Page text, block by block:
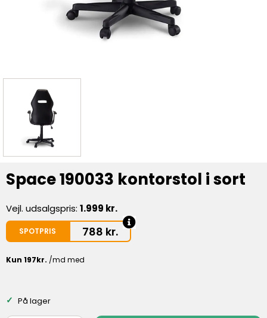
Space 190033 kontorstol i sort
Vejl. udsalgspris: 1.999 kr.
SPOTPRIS 788 kr.
På lager